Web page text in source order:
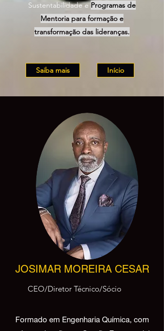
Sustentabilidade eProgramas de
Mentoria para formação e
transformação das lideranças.
Saiba mais Início
JOSIMAR MOREIRA CESAR
CEO/Diretor Técnico/Sócio
Formado em Engenharia Química, com